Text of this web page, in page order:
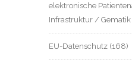
elektronische
Infrastruktur / Gematik
EU-Datenschutz (168)